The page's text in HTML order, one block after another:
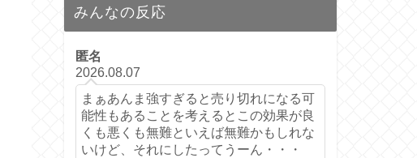
みんなの反応
匿名
2026.08.07
まぁあんま強すぎると売り切れになる可
能性もあることを考えるとこの効果が良
くも悪くも無難といえば無難かもしれな
いけど、それにしたってうーん・・・